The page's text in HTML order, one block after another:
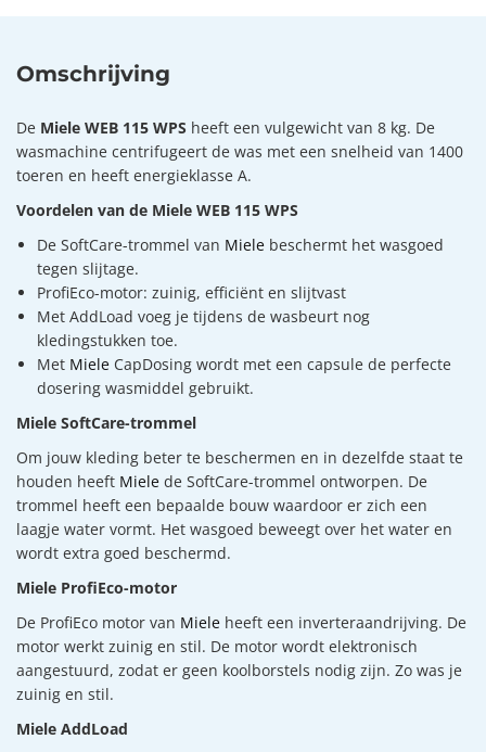
Omschrijving
De Miele WEB 115 WPS heeft een vulgewicht van 8 kg. De
wasmachine centrifugeert de was met een snelheid van 1400
toeren en heeft energieklasse A.
Voordelen van de Miele WEB 115 WPS
De SoftCare-trommel van Miele beschermt het wasgoed
tegen slijtage.
ProfiEco-motor: zuinig, efficiënt en slijtvast
Met AddLoad voeg je tijdens de wasbeurt nog
kledingstukken toe.
Met Miele CapDosing wordt met een capsule de perfecte
dosering wasmiddel gebruikt.
Miele SoftCare-trommel
Om jouw kleding beter te beschermen en in dezelfde staat te
houden heeft Miele de SoftCare-trommel ontworpen. De
trommel heeft een bepaalde bouw waardoor er zich een
laagje water vormt. Het wasgoed beweegt over het water en
wordt extra goed beschermd.
Miele ProfiEco-motor
De ProfiEco motor van Miele heeft een inverteraandrijving. De
motor werkt zuinig en stil. De motor wordt elektronisch
aangestuurd, zodat er geen koolborstels nodig zijn. Zo was je
zuinig en stil.
Miele AddLoad